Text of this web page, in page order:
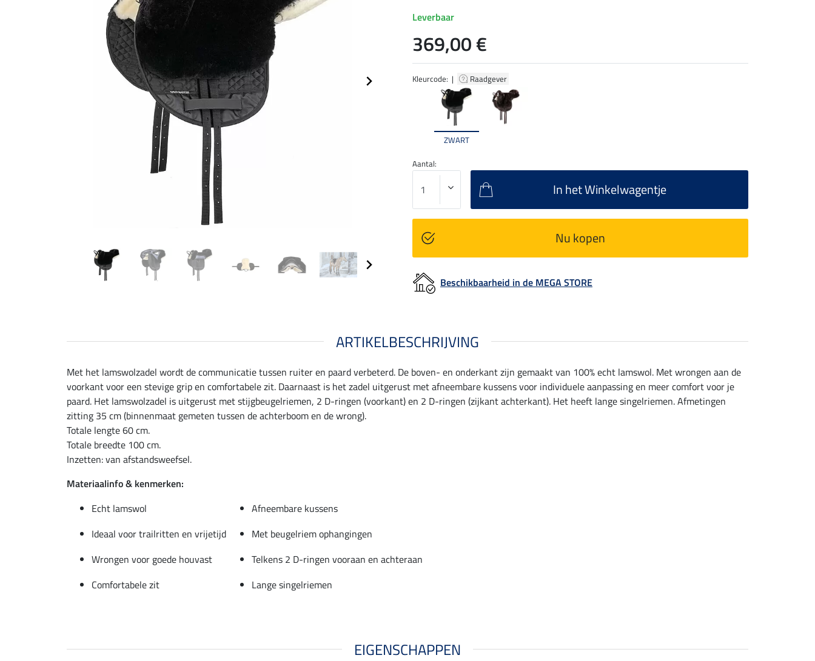
Kleurcode: | Raadgever
ZWART
Leverbaar
369,00 €
Aantal:
In het Winkelwagentje
Nu kopen
Beschikbaarheid in de MEGA STORE
ARTIKELBESCHRIJVING
Met het lamswolzadel wordt de communicatie tussen ruiter en paard verbeterd. De boven- en onderkant zijn gemaakt van 100% echt lamswol. Met wrongen aan de
voorkant voor een stevige grip en comfortabele zit. Daarnaast is het zadel uitgerust met afneembare kussens voor individuele aanpassing en meer comfort voor je
paard. Het lamswolzadel is uitgerust met stijgbeugelriemen, 2 D-ringen (voorkant) en 2 D-ringen (zijkant achterkant). Het heeft lange singelriemen. Afmetingen
zitting 35 cm (binnenmaat gemeten tussen de achterboom en de wrong).
Totale lengte 60 cm.
Totale breedte 100 cm.
Inzetten: van afstandsweefsel.
Materiaalinfo & kenmerken:
Echt lamswol
Afneembare kussens
Ideaal voor trailritten en vrijetijd
Met beugelriem ophangingen
Wrongen voor goede houvast
Telkens 2 D-ringen vooraan en achteraan
Comfortabele zit
Lange singelriemen
EIGENSCHAPPEN